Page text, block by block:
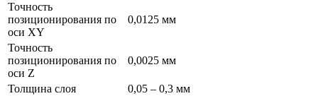
Точность
позиционирования по
оси XY
0,0125 мм
Точность
позиционирования по
оси Z
0,0025 мм
Толщина слоя
0,05 – 0,3 мм